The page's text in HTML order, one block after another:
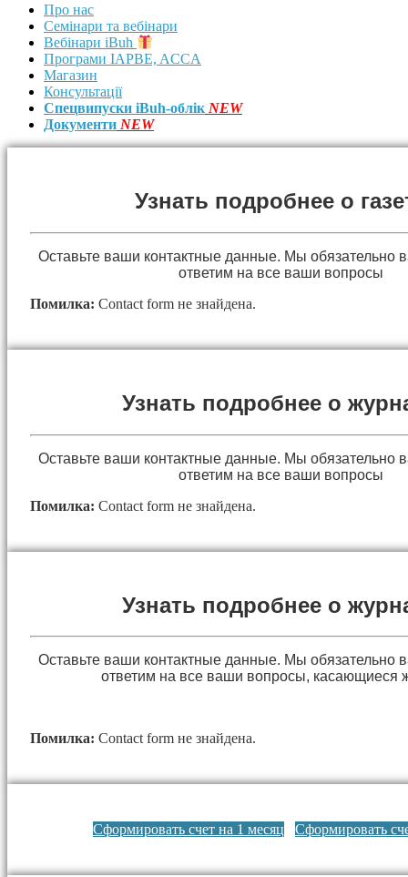
Про нас
Семінари та вебінари
Вебінари iBuh
Програми IAPBE, ACCA
Магазин
Консультації
Спецвипуски iBuh-облік NEW
Документи NEW
Узнать подробнее о
Оставьте ваши контактные данные. Мы обязательно
ответим на все ваши вопросы
Помилка: Contact form не знайдена.
Узнать подробнее о
Оставьте ваши контактные данные. Мы обязательно
ответим на все ваши вопросы
Помилка: Contact form не знайдена.
Узнать подробнее о
Оставьте ваши контактные данные. Мы обязательно
ответим на все ваши вопросы, касающиеся
Помилка: Contact form не знайдена.
Сформировать счет на 1 месяц Сформировать